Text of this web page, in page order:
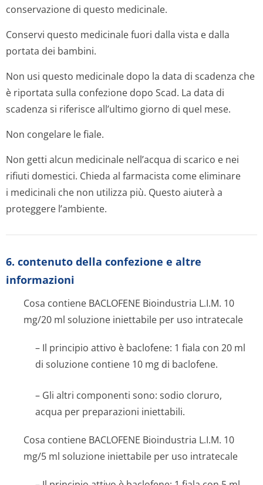
conservazione di questo medicinale.
Conservi questo medicinale fuori dalla vista e dalla
portata dei bambini.
Non usi questo medicinale dopo la data di scadenza che
è riportata sulla confezione dopo Scad. La data di
scadenza si riferisce all’ultimo giorno di quel mese.
Non congelare le fiale.
Non getti alcun medicinale nell’acqua di scarico e nei
rifiuti domestici. Chieda al farmacista come eliminare
i medicinali che non utilizza più. Questo aiuterà a
proteggere l’ambiente.
6. contenuto della confezione e altre
informazioni
Cosa contiene BACLOFENE Bioindustria L.I.M. 10
mg/20 ml soluzione iniettabile per uso intratecale
– Il principio attivo è baclofene: 1 fiala con 20 ml
di soluzione contiene 10 mg di baclofene.
– Gli altri componenti sono: sodio cloruro,
acqua per preparazioni iniettabili.
Cosa contiene BACLOFENE Bioindustria L.I.M. 10
mg/5 ml soluzione iniettabile per uso intratecale